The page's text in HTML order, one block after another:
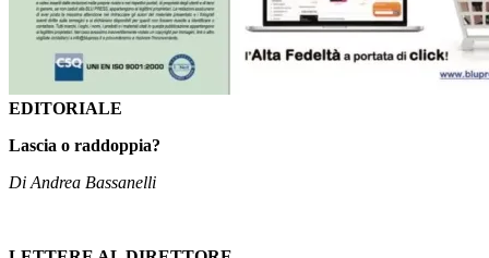
EDITORIALE
Lascia o raddoppia?
Di Andrea Bassanelli